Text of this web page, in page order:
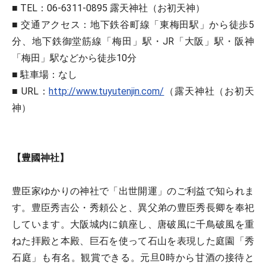
■ TEL：06-6311-0895 露天神社（お初天神）
■ 交通アクセス：地下鉄谷町線「東梅田駅」から徒歩5
分、地下鉄御堂筋線「梅田」駅・JR「大阪」駅・阪神
「梅田」駅などから徒歩10分
■ 駐車場：なし
■ URL： http://www.tuyutenjin.com/ （露天神社（お初天
神）
【豊國神社】
豊臣家ゆかりの神社で「出世開運」のご利益で知られま
す。豊臣秀吉公・秀頼公と、異父弟の豊臣秀長卿を奉祀
しています。大阪城内に鎮座し、唐破風に千鳥破風を重
ねた拝殿と本殿、巨石を使って石山を表現した庭園「秀
石庭」も有名。観賞できる。元旦0時から甘酒の接待と